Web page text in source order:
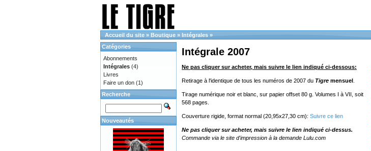
Accueil du site » Boutique » Intégrales »
Intégrale 2007
Ne pas cliquer sur acheter, mais suivre le lien indiqué ci-dessous:
Retirage à l'identique de tous les numéros de 2007 du Tigre mensuel
Tirage numérique noir et blanc, sur papier offset 80 g. Volumes I à VII, soit
568 pages.
Couverture rigide, format normal (20,95x27,30 cm): Suivre ce lien
Ne pas cliquer sur acheter, mais suivre le lien indiqué ci-dessus.
Commande via le site d'impression à la demande Lulu.com
Catégories
Abonnements
Intégrales (4)
Livres
Faire un don (1)
Recherche
Nouveautés